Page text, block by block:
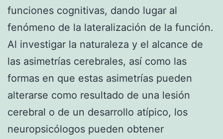
funciones cognitivas, dando lugar al
fenómeno de la lateralización de la función.
Al investigar la naturaleza y el alcance de
las asimetrías cerebrales, así como las
formas en que estas asimetrías pueden
alterarse como resultado de una lesión
cerebral o de un desarrollo atípico, los
neuropsicólogos pueden obtener